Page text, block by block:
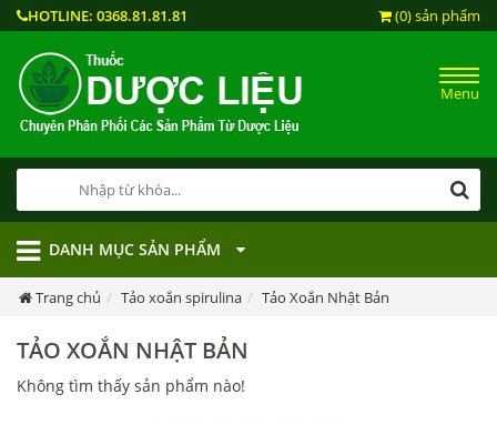
HOTLINE: 0368.81.81.81 (0) sản phẩm
Menu
DANH MỤC SẢN PHẨM
Trang chủ Tảo xoắn spirulina Tảo Xoắn Nhật Bản
TẢO XOẮN NHẬT BẢN
Không tìm thấy sản phẩm nào!